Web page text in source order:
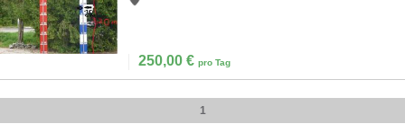
250,00 € pro Tag
1